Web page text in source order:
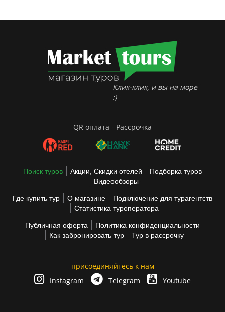
Клик-клик, и вы на море
:)
QR оплата - Рассрочка
Поиск туров Акции, Скидки отелей
Подборка туров
Видеообзоры
Где купить тур О магазине
Подключение для турагентств
Статистика туроператора
Публичная оферта
Политика конфиденциальности
Как забронировать тур
Тур в рассрочку
присоединяйтесь к нам
Instagram
Telegram Youtube